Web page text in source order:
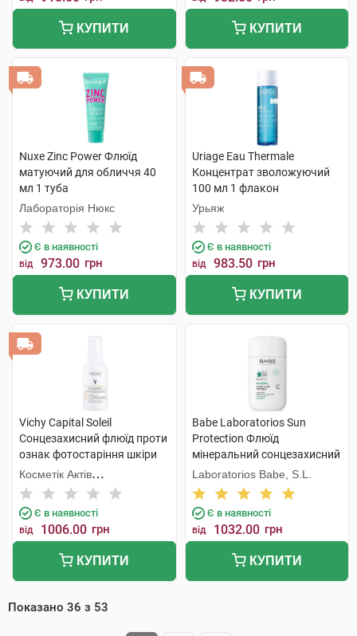
КУПИТИ КУПИТИ
Nuxe Zinc Power Флюїд
матуючий для обличчя 40
мл 1 туба
Лабораторія Нюкс
Є в наявності
від 973.00 грн
КУПИТИ
Uriage Eau Thermale
Концентрат зволожуючий
100 мл 1 флакон
Урьяж
Є в наявності
від 983.50 грн
КУПИТИ
Vichy Capital Soleil
Сонцезахисний флюїд проти
ознак фотостаріння шкіри
обличчя SPF50+ 40 мл 1
флакон
Косметік Актів
Інтернаціональ
Є в наявності
від 1006.00 грн
КУПИТИ
Babe Laboratorios Sun
Protection Флюїд
мінеральний сонцезахисний
з фізичними фільтрами з
SPF50 50 мл 1 флакон
Laboratorios Babe, S.L.
Є в наявності
від 1032.00 грн
КУПИТИ
Показано 36 з 53